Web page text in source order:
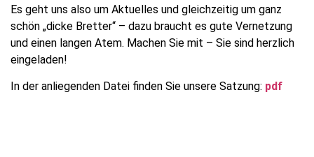
Es geht uns also um Aktuelles und gleichzeitig um ganz
schön „dicke Bretter“ – dazu braucht es gute Vernetzung
und einen langen Atem. Machen Sie mit – Sie sind herzlich
eingeladen!
In der anliegenden Datei finden Sie unsere Satzung: pdf